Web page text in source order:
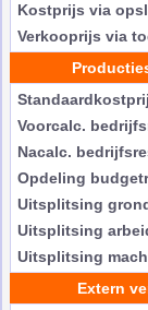
Kostprijs via
Verkooprijs via
Voorcalc.
Nacalc.
Opdeling
Uitsplitsing
Uitsplitsing
Uitsplitsing
Extern